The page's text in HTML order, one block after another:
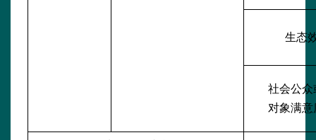
生态
社会公众
对象满意